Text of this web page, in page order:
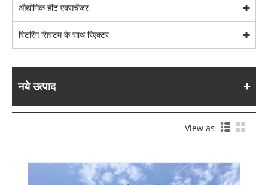
औद्योगिक हीट एक्सचेंजर
स्टिरिंग सिस्टम के साथ रिएक्टर
नये उत्पाद
View as